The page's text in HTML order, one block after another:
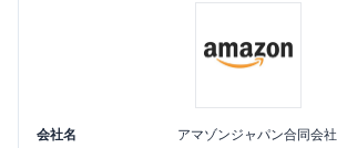
会社名 アマゾンジャパン合同会社